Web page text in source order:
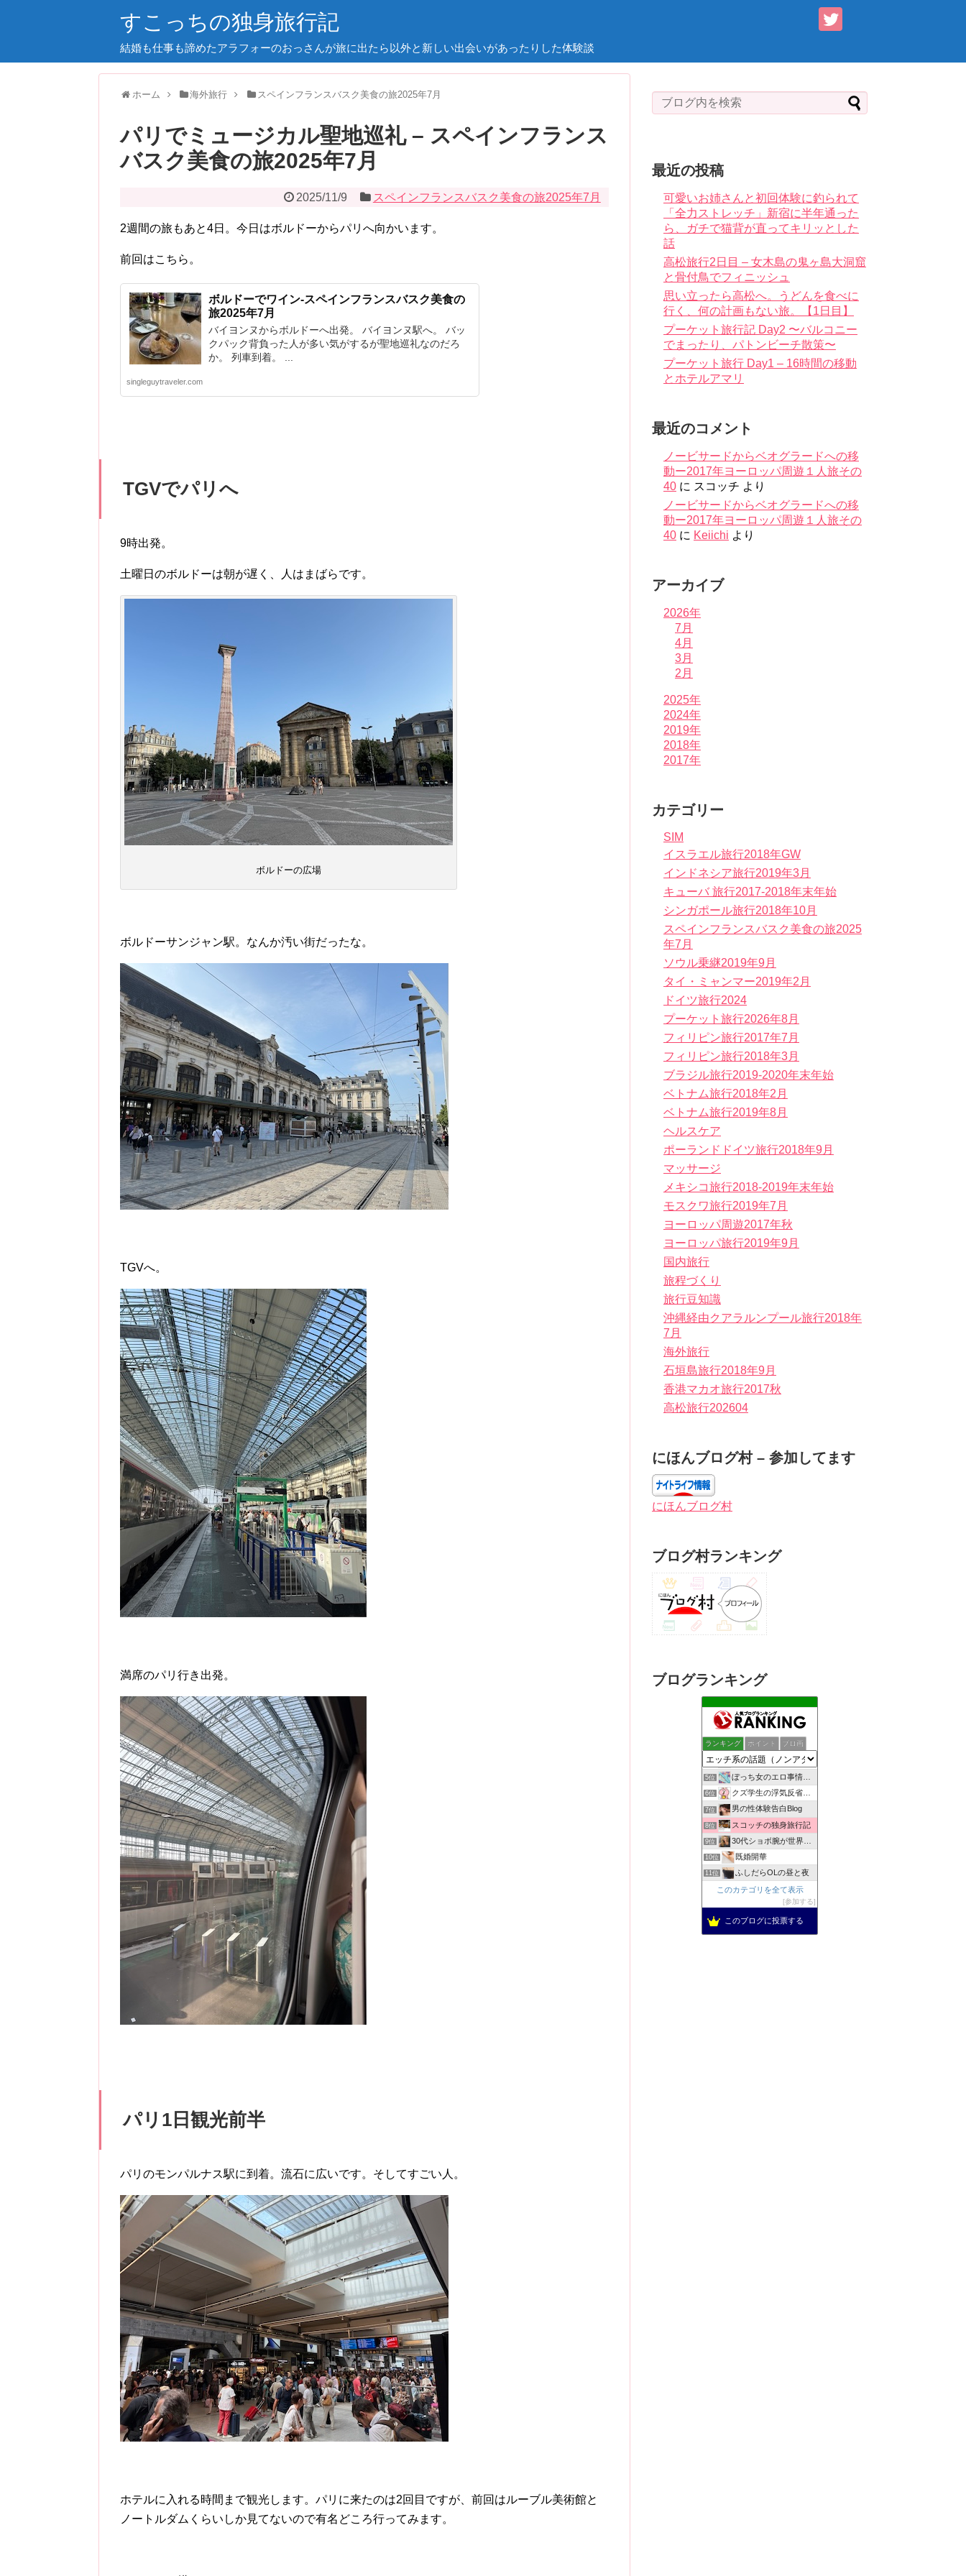
すこっちの独身旅行記
結婚も仕事も諦めたアラフォーのおっさんが旅に出たら以外と新しい出会いがあったりした体験談
ホーム 海外旅行 スペインフランスバスク美食の旅2025年7月
パリでミュージカル聖地巡礼 – スペインフランス
バスク美食の旅2025年7月
2025/11/9 スペインフランスバスク美食の旅2025年7月
2週間の旅もあと4日。今日はボルドーからパリへ向かいます。
前回はこちら。
ボルドーでワイン-スペインフランスバスク美食の
旅2025年7月
バイヨンヌからボルドーへ出発。 バイヨンヌ駅へ。 バッ
クパック背負った人が多い気がするが聖地巡礼なのだろ
か。 列車到着。 ...
singleguytraveler.com
TGVでパリへ
9時出発。
土曜日のボルドーは朝が遅く、人はまばらです。
ボルドーの広場
ボルドーサンジャン駅。なんか汚い街だったな。
TGVへ。
満席のパリ行き出発。
パリ1日観光前半
パリのモンパルナス駅に到着。流石に広いです。そしてすごい人。
ホテルに入れる時間まで観光します。パリに来たのは2回目ですが、前回はルーブル美術館と
ノートルダムくらいしか見てないので有名どころ行ってみます。
最近の投稿
可愛いお姉さんと初回体験に釣られて
「全力ストレッチ」新宿に半年通った
ら、ガチで猫背が直ってキリッとした
話
高松旅行2日目 – 女木島の鬼ヶ島大洞窟
と骨付鳥でフィニッシュ
思い立ったら高松へ。うどんを食べに
行く、何の計画もない旅。【1日目】
プーケット旅行記 Day2 〜バルコニー
でまったり、パトンビーチ散策〜
プーケット旅行 Day1 – 16時間の移動
とホテルアマリ
最近のコメント
ノービサードからベオグラードへの移
動ー2017年ヨーロッパ周遊１人旅その
40 に スコッチ より
ノービサードからベオグラードへの移
動ー2017年ヨーロッパ周遊１人旅その
40 に Keiichi より
アーカイブ
2026年
7月
4月
3月
2月
2025年
2024年
2019年
2018年
2017年
カテゴリー
SIM
イスラエル旅行2018年GW
インドネシア旅行2019年3月
キューバ 旅行2017-2018年末年始
シンガポール旅行2018年10月
スペインフランスバスク美食の旅2025
年7月
ソウル乗継2019年9月
タイ・ミャンマー2019年2月
ドイツ旅行2024
プーケット旅行2026年8月
フィリピン旅行2017年7月
フィリピン旅行2018年3月
ブラジル旅行2019-2020年末年始
ベトナム旅行2018年2月
ベトナム旅行2019年8月
ヘルスケア
ポーランドドイツ旅行2018年9月
マッサージ
メキシコ旅行2018-2019年末年始
モスクワ旅行2019年7月
ヨーロッパ周遊2017年秋
ヨーロッパ旅行2019年9月
国内旅行
旅程づくり
旅行豆知識
沖縄経由クアラルンプール旅行2018年
7月
海外旅行
石垣島旅行2018年9月
香港マカオ旅行2017秋
高松旅行202604
にほんブログ村 – 参加してます
にほんブログ村
ブログ村ランキング
ブログランキング
ランキング ポイント ブロ画
1位 助平半生記
しっぽの練習帳
3位 女子スポーツジャーナル
4位 一夜妻への想い
5位 ぼっち女のエロ事情 一人エッチをとことん楽しむアダルトブログ
6位 クズ学生の浮気反省日記
7位 男の性体験告白Blog
8位 スコッチの独身旅行記
9位 30代ショボ腕が世界でナンパとフウゾクを楽しむブログ
10位 既婚開華
11位 ふしだらOLの昼と夜
12位 出会い無料検索
自慰依存症OLのオナニー体験告白ブログ
14位 女の子のちょっとHだけど放っておけない悩み
15位 奥さま日記求人担当きむらっちのブログ
このカテゴリを全て表示
参加する
このブログに投票する